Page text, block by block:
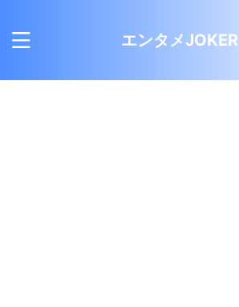
エンタメJOKER